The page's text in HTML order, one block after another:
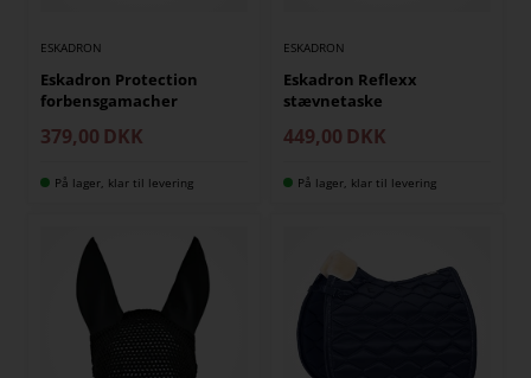
ESKADRON
Eskadron Protection
forbensgamacher
379,00 DKK
På lager, klar til levering
ESKADRON
Eskadron Reflexx
stævnetaske
449,00 DKK
På lager, klar til levering